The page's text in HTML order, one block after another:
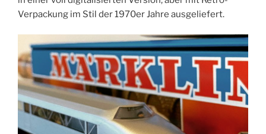
Verpackung im Stil der 1970er Jahre ausgeliefert.